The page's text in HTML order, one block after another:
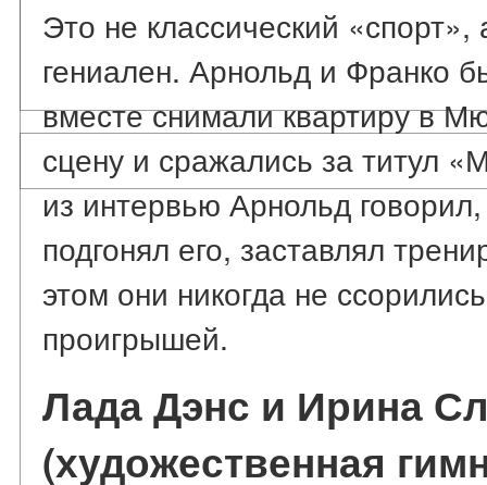
Это не классический
гениален. Арнольд и Франко
вместе снимали квартиру в
сцену и сражались за титул
из интервью Арнольд
подгонял его, заставлял
этом они никогда не
проигрышей.
Лада Дэнс и Ирина
(художественная